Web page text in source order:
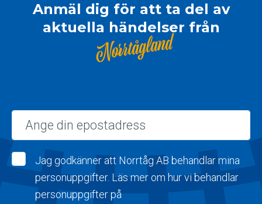
Anmäl dig för att ta del av
aktuella händelser från
Norrtågland
Jag godkänner att Norrtåg AB behandlar mina
personuppgifter. Läs mer om hur vi behandlar
personuppgifter på